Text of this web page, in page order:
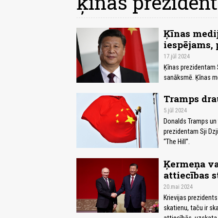
Ķīnas
17.jūl 2024
Ķīnas
sanāksmē. Ķīnas
Tramps
5.jūl 2024
Donalds Tramps
prezidentam Sji
“The Hill”.
Ķermeņa
attiecības
20.mai 2024
Krievijas
skatienu, taču ir